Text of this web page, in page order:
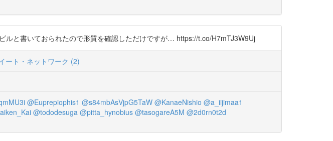
ルと書いておられたので形質を確認しただけですが… https://t.co/H7mTJ3W9Uj
ート・ネットワーク (2)
@Euprepiophis1 @s84mbAsVjpG5TaW @KanaeNishio @a_iijimaa1
@tododesuga @pitta_hynobius @tasogareA5M @2d0rn0t2d